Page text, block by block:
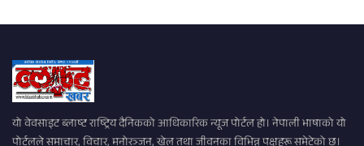
यो वेवसाइट ब्लाष्ट राष्ट्रिय दैनिकको आधिकारिक न्यूज पोर्टल हो। नेपाली भाषाको यो